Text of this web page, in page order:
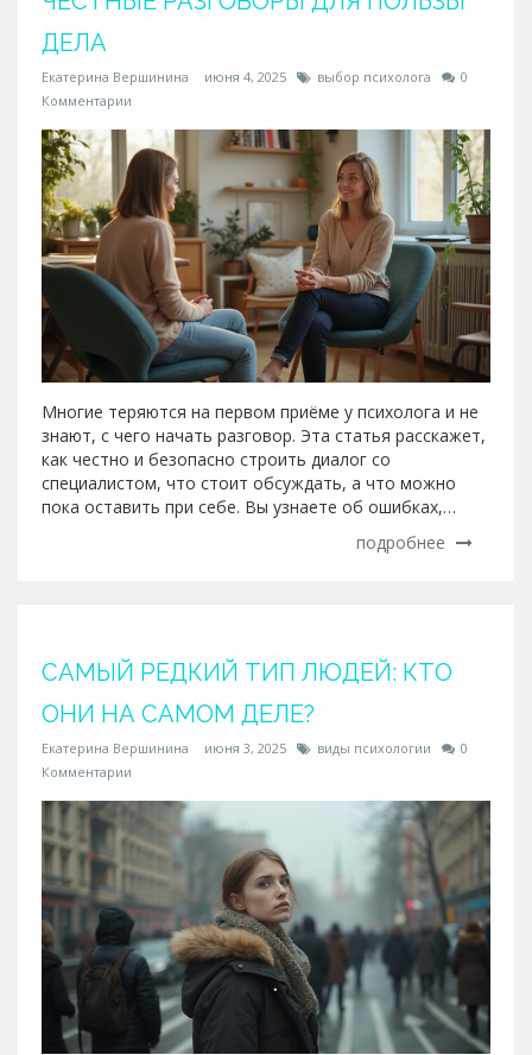
ДЕЛА
Екатерина Вершинина июня 4, 2025 выбор психолога
0
Комментарии
Многие теряются на первом приёме у психолога и не
знают, с чего начать разговор. Эта статья расскажет,
как честно и безопасно строить диалог со
специалистом, что стоит обсуждать, а что можно
пока оставить при себе. Вы узнаете об ошибках,
которых легко избежать, и о том, какие вопросы
стоит задавать самому психологу. Примеры из жизни
подробнее
САМЫЙ РЕДКИЙ ТИП ЛЮДЕЙ: КТО
ОНИ НА САМОМ ДЕЛЕ?
Екатерина Вершинина июня 3, 2025 виды психологии
0
Комментарии